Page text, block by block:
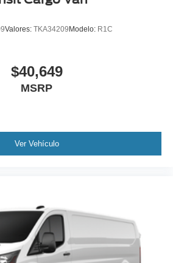
Valores: TKA34209 Modelo: R1C
$40,649
MSRP
Ver Vehículo